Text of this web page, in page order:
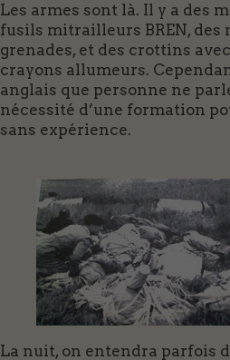
Les armes sont là. Il y a des
fusils mitrailleurs BREN, des
grenades, et des crottins
crayons allumeurs.
anglais que personne ne
nécessité d’une formation
sans expérience.
La nuit, on entendra parfois